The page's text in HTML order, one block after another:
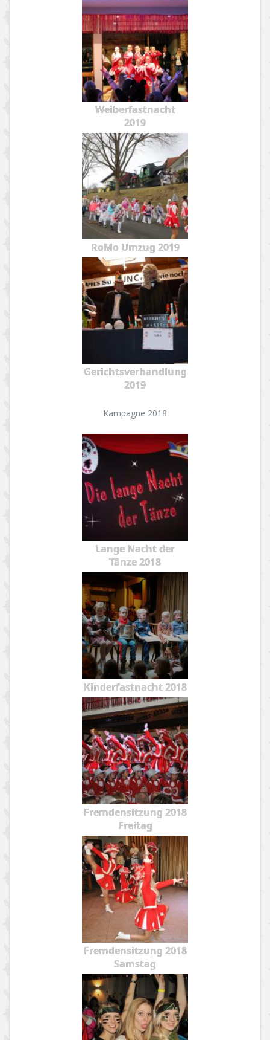
Weiberfastnacht
2019
RoMo Umzug 2019
Gerichtsverhandlung
2019
Kampagne 2018
Lange Nacht der
Tänze 2018
Kinderfastnacht 2018
Fremdensitzung 2018
Freitag
Fremdensitzung 2018
Samstag